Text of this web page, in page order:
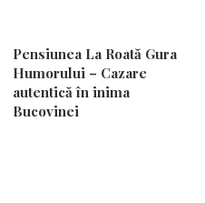
Pensiunea La Roată Gura
Humorului – Cazare
autentică în inima
Bucovinei